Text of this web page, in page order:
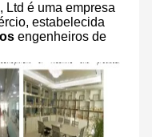
Ltd é uma empresa
estabelecida
engenheiros de